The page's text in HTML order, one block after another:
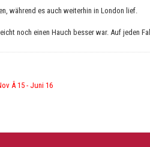
während es auch weiterhin in London lief.
noch einen Hauch besser war. Auf jeden
Â 15 - Juni 16